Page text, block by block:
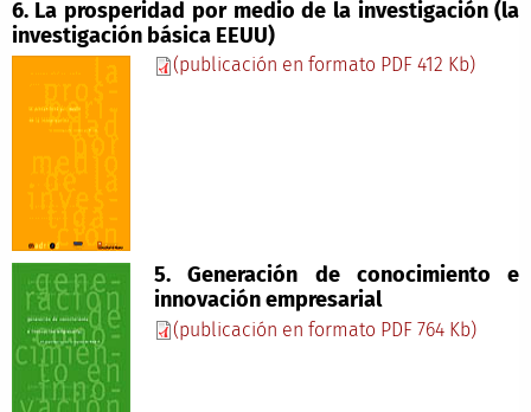
6. La prosperidad por medio de la investigación (la
investigación básica EEUU)
(publicación en formato PDF 412 Kb)
5. Generación de conocimiento e
innovación empresarial
(publicación en formato PDF 764 Kb)